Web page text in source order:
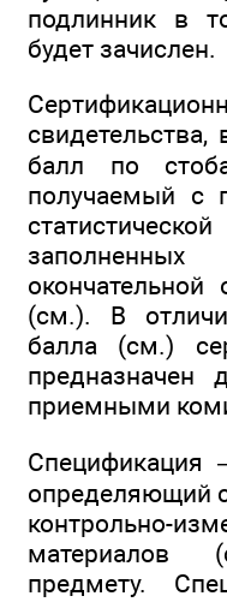
подлинник в
будет зачислен.
балл по
получаемый с
окончательной
(см.). В
балла (см.)
предназначен
приемными
Спецификация
определяющий
контрольно-
предмету.